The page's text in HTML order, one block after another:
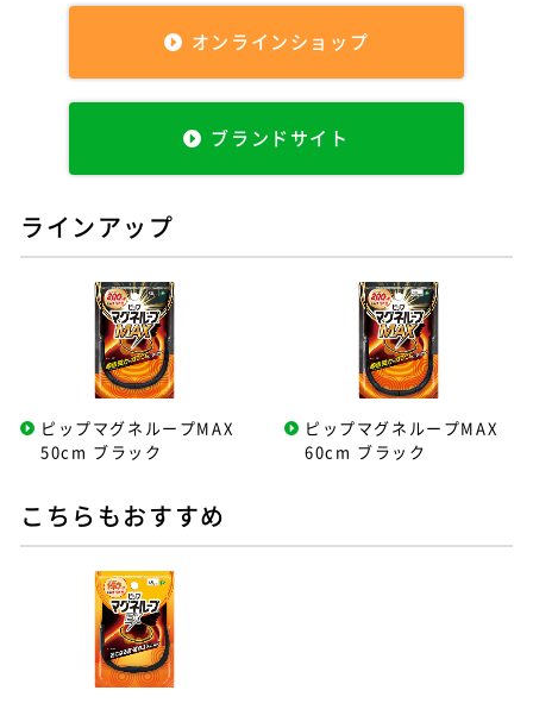
オンラインショップ
ブランドサイト
ラインアップ
ピップマグネループMAX
50cm ブラック
ピップマグネループMAX
60cm ブラック
こちらもおすすめ